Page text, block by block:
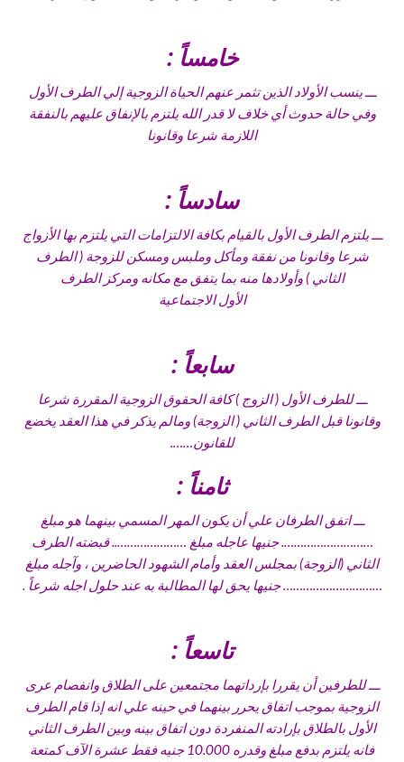
خامساً :
ـــ ينسب الأولاد الذين تثمر عنهم الحياة الزوجية إلي الطرف الأول
وفي حالة حدوث أي خلاف لا قدر الله يلتزم بالإنفاق عليهم بالنفقة
اللازمة شرعا وقانونا
سادساً :
ـــ يلتزم الطرف الأول بالقيام بكافة الالتزامات التي يلتزم بها الأزواج
شرعا وقانونا من نفقة ومأكل وملبس ومسكن للزوجة ( الطرف
الثاني ) وأولادها منه بما يتفق مع مكانه ومركز الطرف
الأول الاجتماعية
سابعاً :
ـــ للطرف الأول ( الزوج ) كافة الحقوق الزوجية المقررة شرعا
وقانونا قبل الطرف الثاني ( الزوجة) ومالم يذكر في هذا العقد يخضع
للقانون…….
ثامناً :
ـــ اتفق الطرفان علي أن يكون المهر المسمي بينهما هو مبلغ
………………………. جنيها عاجله مبلغ ………………….. قبضته الطرف
الثاني (الزوجة) بمجلس العقد وأمام الشهود الحاضرين ، وآجله مبلغ
………………………… جنيها يحق لها المطالبة به عند حلول اجله شرعاً .
تاسعاً :
ـــ للطرفين أن يقررا بإرداتهما مجتمعين على الطلاق وانفصام عرى
الزوجية بموجب اتفاق يحرر بينهما في حينه علي انه إذا قام الطرف
الأول بالطلاق بإرادته المنفردة دون اتفاق بينه وبين الطرف الثاني
فانه يلتزم بدفع مبلغ وقدره 10.000 جنيه فقط عشرة الآف كمتعة